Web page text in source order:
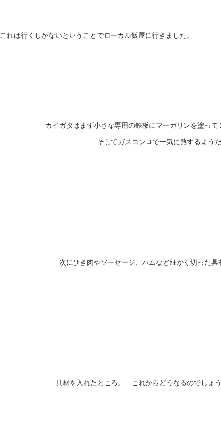
これは行くしかないということでローカル飯屋に行きました。
カイガタはまず小さな専用の鉄板にマーガリンを塗って
そしてガスコンロで一気に熱するよう
次にひき肉やソーセージ、ハムなど細かく切った具
具材を入れたところ。 これからどうなるのでしょ